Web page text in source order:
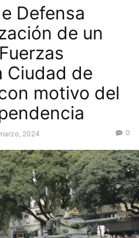
Defensa
de un
Ciudad de
motivo del
2024 0